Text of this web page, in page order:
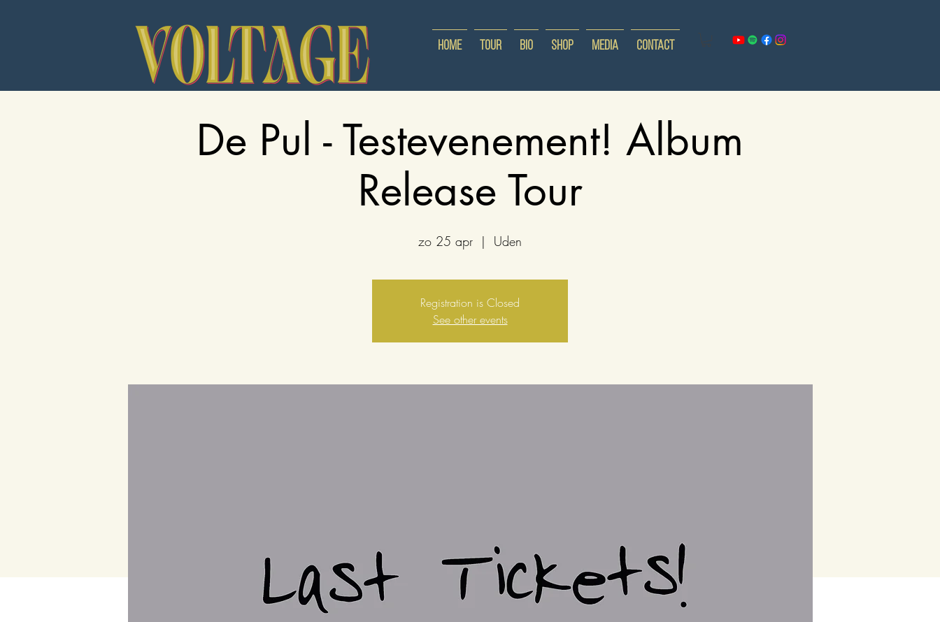
Home Tour Bio Shop Media Contact
De Pul - Testevenement! Album
Release Tour
zo 25 apr
  |
Uden
Registration is Closed
See other events